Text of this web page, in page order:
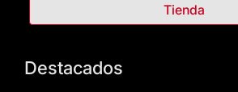
Tienda
Destacados